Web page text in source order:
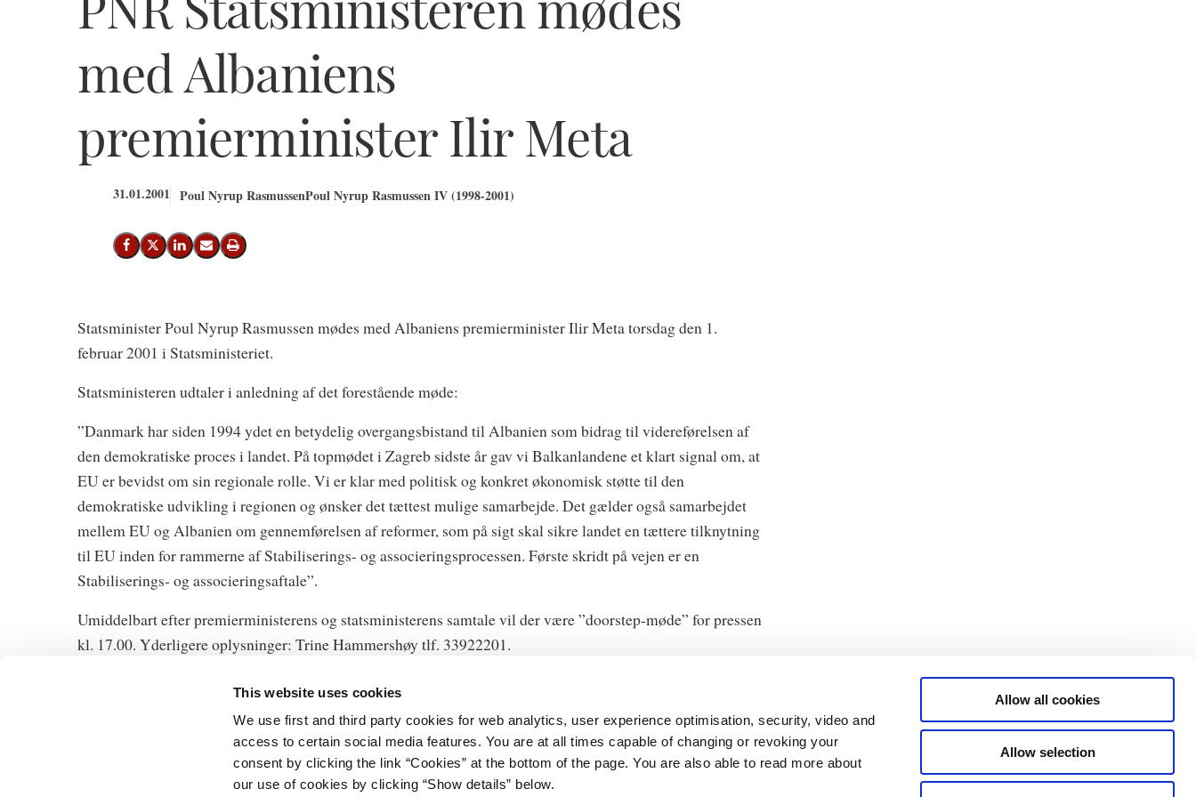
This website uses cookies
We use first and third party cookies for web analytics, user experience optimisation, security, video and
access to certain social media features. You are at all times capable of changing or revoking your
consent by clicking the link “Cookies” at the bottom of the page. You are also able to read more about
our use of cookies by clicking “Show details” below.
Allow all cookies
Allow selection
med Albaniens
premierminister Ilir Meta
31.01.2001 Poul Nyrup RasmussenPoul Nyrup Rasmussen IV (1998-2001)
Del på Facebook
Del på X (Twitter)
Del på LinkedIn
Send email
Print
Statsminister Poul Nyrup Rasmussen mødes med Albaniens premierminister Ilir Meta torsdag den 1.
februar 2001 i Statsministeriet.
Statsministeren udtaler i anledning af det forestående møde:
”Danmark har siden 1994 ydet en betydelig overgangsbistand til Albanien som bidrag til videreførelsen af
den demokratiske proces i landet. På topmødet i Zagreb sidste år gav vi Balkanlandene et klart signal om, at
EU er bevidst om sin regionale rolle. Vi er klar med politisk og konkret økonomisk støtte til den
demokratiske udvikling i regionen og ønsker det tættest mulige samarbejde. Det gælder også samarbejdet
mellem EU og Albanien om gennemførelsen af reformer, som på sigt skal sikre landet en tættere tilknytning
til EU inden for rammerne af Stabiliserings- og associeringsprocessen. Første skridt på vejen er en
Stabiliserings- og associeringsaftale”.
Umiddelbart efter premierministerens og statsministerens samtale vil der være ”doorstep-møde” for pressen
kl. 17.00. Yderligere oplysninger: Trine Hammershøy tlf. 33922201.
Statsministeriet
Prins Jørgens Gård 11
Databeskyttelse
Statsministeriet på X